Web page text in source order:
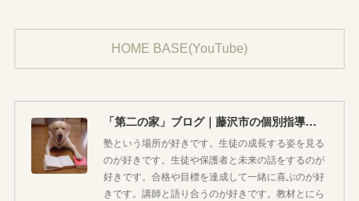
HOME BASE(YouTube)
「第二の家」ブログ｜藤沢市の個別指導塾のお話
塾という場所が好きです。生徒の成長する姿を見る
のが好きです。生徒や保護者と未来の話をするのが
好きです。合格や目標を達成して一緒に喜ぶのが好
きです。講師と語り合うのが好きです。教材とにら